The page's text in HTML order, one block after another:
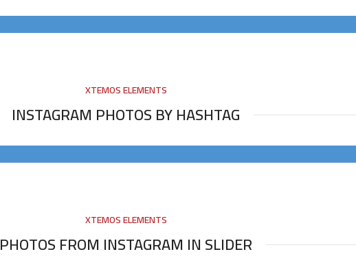
XTEMOS ELEMENTS
INSTAGRAM PHOTOS BY HASHTAG
XTEMOS ELEMENTS
PHOTOS FROM INSTAGRAM IN SLIDER